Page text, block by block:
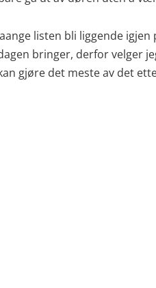
listen bli liggende
bringer, derfor velger
gjøre det meste av det